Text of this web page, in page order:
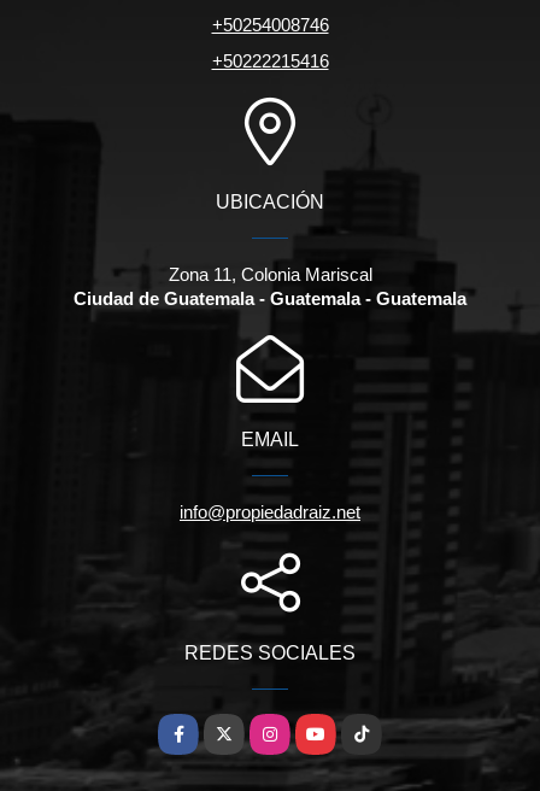
+50254008746
+50222215416
UBICACIÓN
Zona 11, Colonia Mariscal
Ciudad de Guatemala - Guatemala - Guatemala
EMAIL
info@propiedadraiz.net
REDES SOCIALES
Facebook
X InstagramYouTubeTikTok